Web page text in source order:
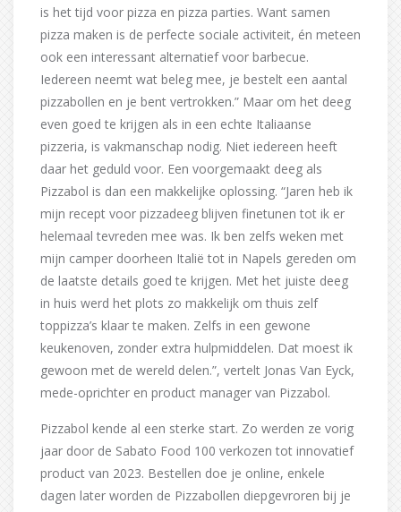
is het tijd voor pizza en pizza parties. Want samen
pizza maken is de perfecte sociale activiteit, én meteen
ook een interessant alternatief voor barbecue.
Iedereen neemt wat beleg mee, je bestelt een aantal
pizzabollen en je bent vertrokken.” Maar om het deeg
even goed te krijgen als in een echte Italiaanse
pizzeria, is vakmanschap nodig. Niet iedereen heeft
daar het geduld voor. Een voorgemaakt deeg als
Pizzabol is dan een makkelijke oplossing. “Jaren heb ik
mijn recept voor pizzadeeg blijven finetunen tot ik er
helemaal tevreden mee was. Ik ben zelfs weken met
mijn camper doorheen Italië tot in Napels gereden om
de laatste details goed te krijgen. Met het juiste deeg
in huis werd het plots zo makkelijk om thuis zelf
toppizza’s klaar te maken. Zelfs in een gewone
keukenoven, zonder extra hulpmiddelen. Dat moest ik
gewoon met de wereld delen.”, vertelt Jonas Van Eyck,
mede-oprichter en product manager van Pizzabol.
Pizzabol kende al een sterke start. Zo werden ze vorig
jaar door de Sabato Food 100 verkozen tot innovatief
product van 2023. Bestellen doe je online, enkele
dagen later worden de Pizzabollen diepgevroren bij je